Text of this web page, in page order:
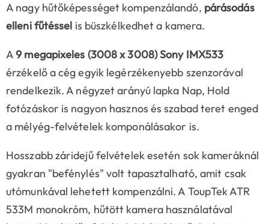
A nagy hűtőképességet kompenzálandó, párásodás
elleni fűtéssel is büszkélkedhet a kamera.
A9 megapixeles (3008 x 3008) Sony IMX533
érzékelő a cég egyik legérzékenyebb szenzorával
rendelkezik. A négyzet arányú lapka Nap, Hold
fotózáskor is nagyon hasznos és szabad teret enged
a mélyég-felvételek komponálásakor is.
Hosszabb záridejű felvételek esetén sok kameráknál
gyakran "befénylés" volt tapasztalható, amit csak
utómunkával lehetett kompenzálni. A ToupTek ATR
533M monokróm, hűtött kamera használatával